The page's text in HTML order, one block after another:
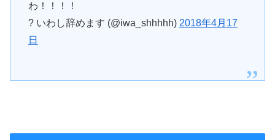
わ！！！！
? いわし辞めます (@iwa_shhhhh) 2018年4月17
日